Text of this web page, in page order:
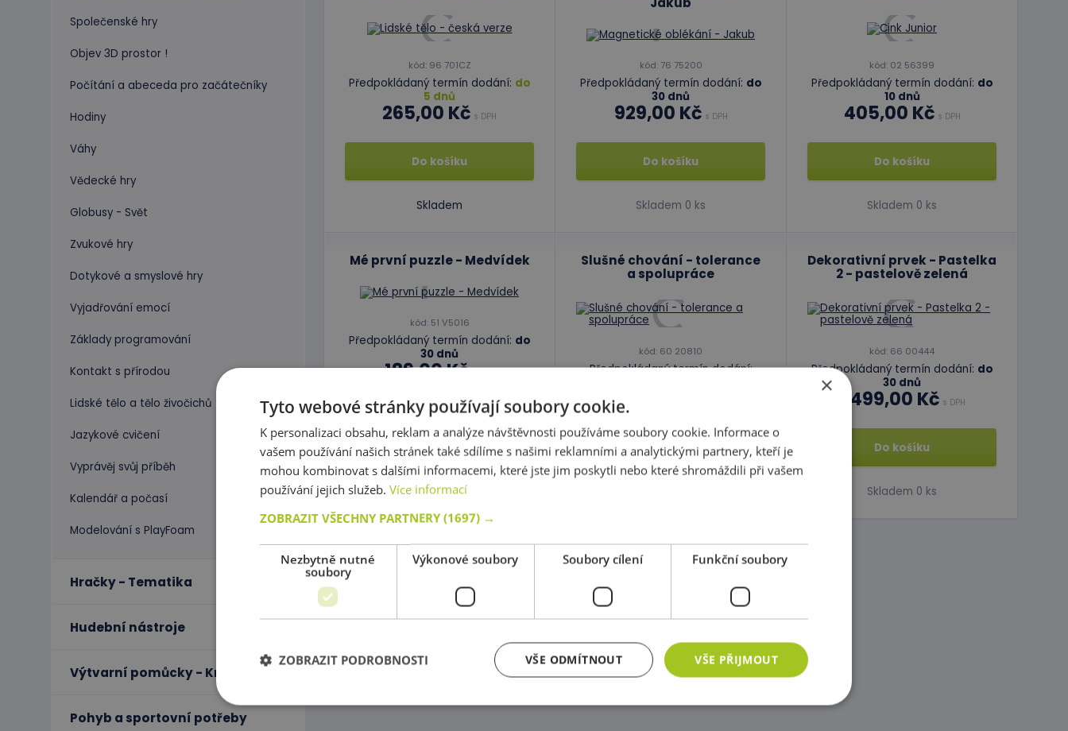
Společenské hry
Objev 3D prostor !
Počítání a abeceda pro začátečníky
Hodiny
Váhy
Vědecké hry
Globusy - Svět
Zvukové hry
Dotykové a smyslové hry
Vyjadřování emocí
Základy programování
Kontakt s přírodou
Lidské tělo a tělo živočichů
Jazykové cvičení
Vyprávěj svůj příběh
Kalendář a počasí
Modelování s PlayFoam
Hračky - Tematika
Hudební nástroje
Výtvarní pomůcky - Kreativita
Pohyb a sportovní potřeby
kód: 96 701CZ
Předpokládaný termín dodání: do
5 dnů
265,00 Kč s DPH
Do košíku
Skladem
kód: 76 75200
Předpokládaný termín dodání: do
30 dnů
929,00 Kč s DPH
Do košíku
Skladem 0 ks
kód: 02 56399
Předpokládaný termín dodání: do
10 dnů
405,00 Kč s DPH
Do košíku
Skladem 0 ks
Mé první puzzle - Medvídek
kód: 51 V5016
Předpokládaný termín dodání: do
30 dnů
189,00 Kč
slevou: 189,00 Kč
Do košíku
Skladem 0 ks
Slušné chování - tolerance
a spolupráce
kód: 60 20810
Předpokládaný termín dodání:
660,00 Kč
Do košíku
Dekorativní prvek - Pastelka
2 - pastelově zelená
kód: 66 00444
Předpokládaný termín dodání: do
30 dnů
1 499,00 Kč s DPH
Do košíku
Skladem 0 ks
×
Tyto webové stránky používají soubory cookie.
K personalizaci obsahu, reklam a analýze návštěvnosti používáme soubory cookie. Informace o
vašem používání našich stránek také sdílíme s našimi reklamními a analytickými partnery, kteří je
mohou kombinovat s dalšími informacemi, které jste jim poskytli nebo které shromáždili při vašem
používání jejich služeb. Více informací
ZOBRAZIT VŠECHNY PARTNERY (1697) →
Nezbytně nutné
soubory
Výkonové soubory Soubory cílení Funkční soubory
VŠE PŘIJMOUT
VŠE ODMÍTNOUT
ZOBRAZIT PODROBNOSTI